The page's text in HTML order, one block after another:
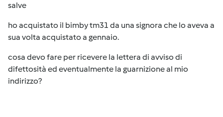
salve
ho acquistato il bimby tm31 da una signora che lo aveva a
sua volta acquistato a gennaio.
cosa devo fare per ricevere la lettera di avviso di
difettosità ed eventualmente la guarnizione al mio
indirizzo?